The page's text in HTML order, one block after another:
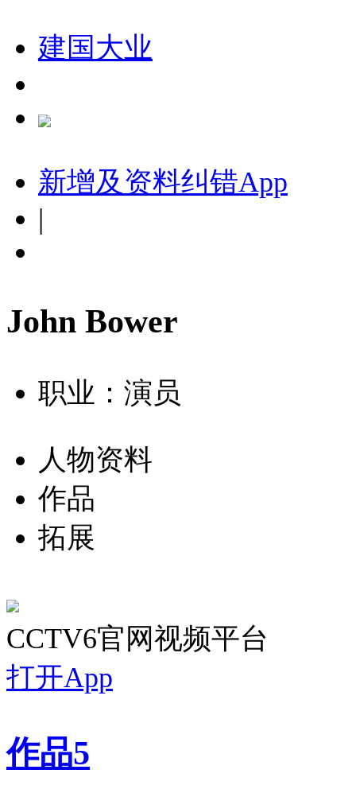
建国大业
新增及资料纠错App
|
John Bower
职业：演员
人物资料
作品
拓展
CCTV6官网视频平台
打开App
作品5